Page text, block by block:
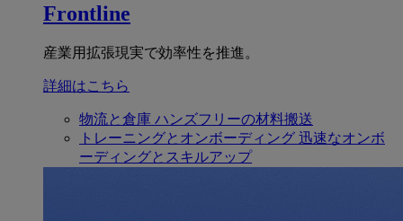
Frontline
産業用拡張現実で効率性を推進。
詳細はこちら
物流と倉庫 ハンズフリーの材料搬送
トレーニングとオンボーディング 迅速なオンボ
ーディングとスキルアップ